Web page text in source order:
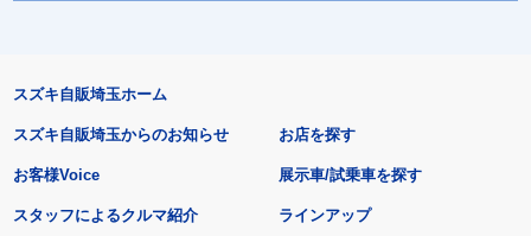
スズキ自販埼玉ホーム
スズキ自販埼玉からのお知らせ
お客様Voice
スタッフによるクルマ紹介
お店を探す
展示車/試乗車を探す
ラインアップ